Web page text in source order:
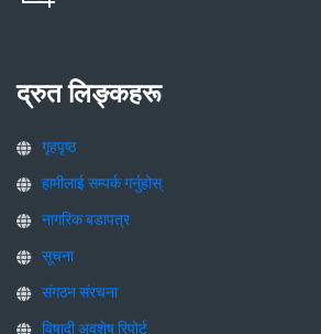
द्रुत लिङ्कहरू
गृहपृष्ठ
हामीलाई सम्पर्क गर्नुहोस्
नागरिक बडापत्र
सूचना
संगठन संरचना
विषादी अवशेष रिपोर्ट